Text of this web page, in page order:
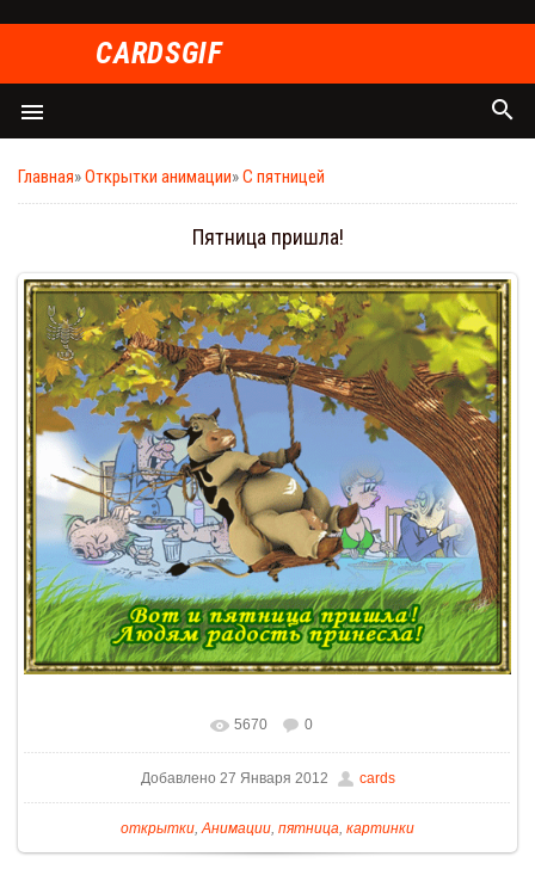
СARDSGIF
menu search
Главная»Открытки анимации»С пятницей
Пятница пришла!
5670 0
Добавлено 27 Января 2012 cards
открытки Анимации пятница картинки